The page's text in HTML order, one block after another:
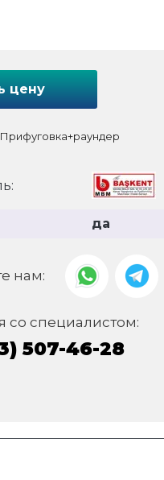
цену
Прифуговка+раундер
да
нам:
со специалистом:
507-46-28